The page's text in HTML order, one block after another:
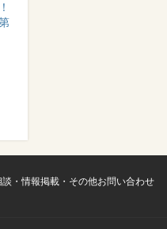
・情報掲載・その他お問い合わせ